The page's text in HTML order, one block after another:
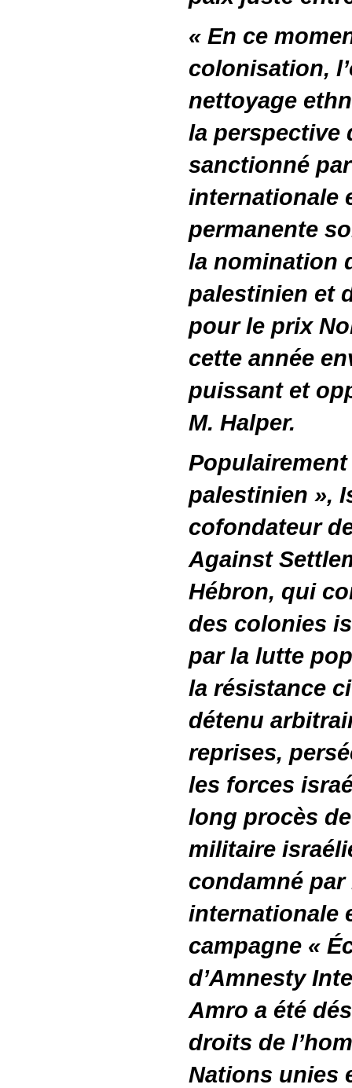
« En ce
colonisation,
nettoyage
la perspective
sanctionné
internationale
permanente
la nomination
palestinien et
pour le prix
cette année
puissant et
M. Halper.
palestinien »,
cofondateur
Against
Hébron, qui
des colonies
par la lutte
la résistance
détenu
reprises,
les forces
long procès
militaire
condamné
internationale
campagne «
d’Amnesty
Amro a été
droits de
Nations unies